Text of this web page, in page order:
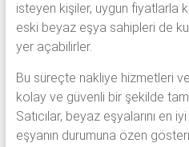
isteyen kişiler, uygun fiyatlarla
eski beyaz eşya sahipleri de
yer açabilirler.
Bu süreçte nakliye hizmetleri
kolay ve güvenli bir şekilde
Satıcılar, beyaz eşyalarını en
eşyanın durumuna özen